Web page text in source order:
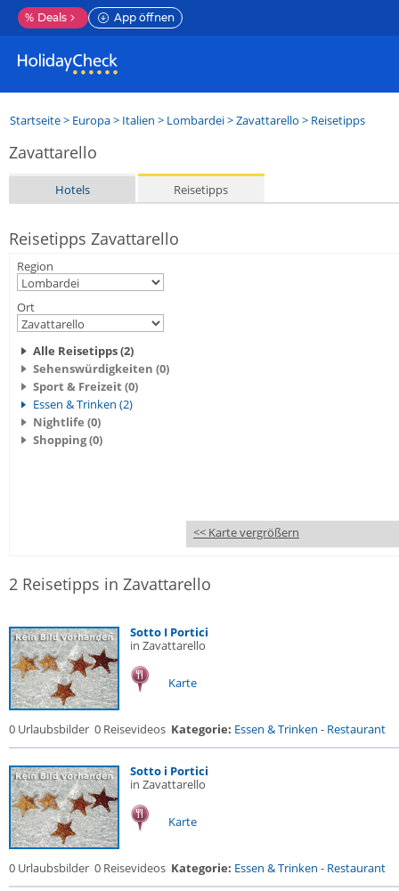
% Deals App öffnen
Startseite> Europa> Italien > Lombardei>Zavattarello > Reisetipps
Zavattarello
Hotels Reisetipps
Reisetipps Zavattarello
Region
Ort
Alle Reisetipps (2)
Sehenswürdigkeiten (0)
Sport & Freizeit (0)
Essen & Trinken (2)
Nightlife (0)
Shopping (0)
<< Karte vergrößern
2 Reisetipps in Zavattarello
Sotto I Portici
in Zavattarello
Karte
0 Urlaubsbilder 0 Reisevideos Kategorie: Essen & Trinken - Restaurant
Sotto i Portici
in Zavattarello
Karte
0 Urlaubsbilder 0 Reisevideos Kategorie: Essen & Trinken - Restaurant